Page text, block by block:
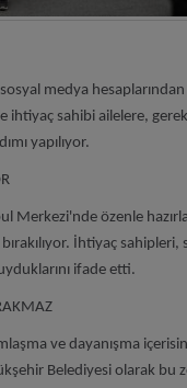
medya
ihtiyaç sahibi ailelere,
yapılıyor.
Merkezi'nde özenle
İhtiyaç
ifade etti.
ve dayanışma
Belediyesi olarak bu